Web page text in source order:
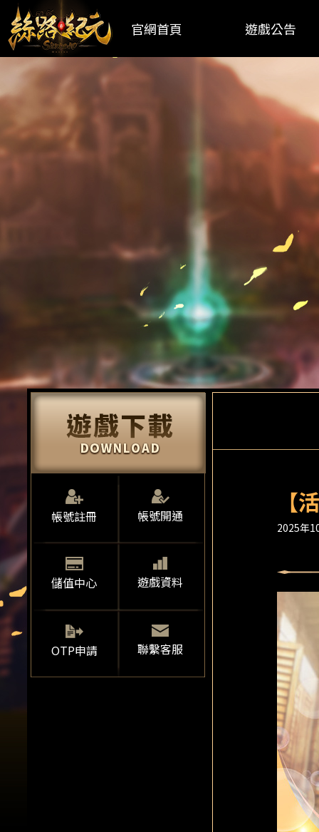
官網首頁 遊戲公告
帳號註冊 帳號開通
儲值中心 遊戲資料
OTP申請 聯繫客服
【
2025年